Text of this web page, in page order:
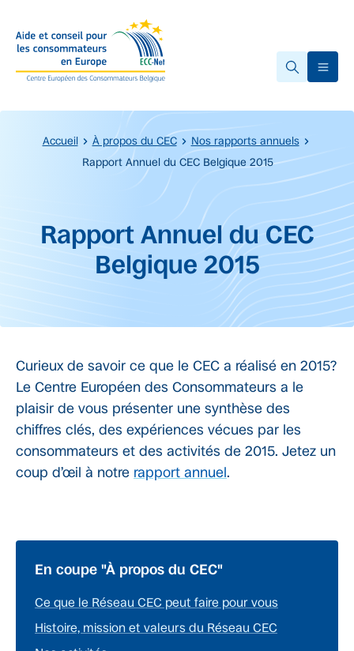
Accueil À propos du CEC
Nos rapports annuels
Rapport Annuel du CEC Belgique 2015
Début du contenu principal.
Rapport Annuel du CEC
Belgique 2015
Curieux de savoir ce que le CEC a réalisé en 2015?
Le Centre Européen des Consommateurs a le
plaisir de vous présenter une synthèse des
chiffres clés, des expériences vécues par les
consommateurs et des activités de 2015. Jetez un
coup d’œil à notre rapport annuel.
En coupe "À propos du CEC"
Ce que le Réseau CEC peut faire pour vous
Histoire, mission et valeurs du Réseau CEC